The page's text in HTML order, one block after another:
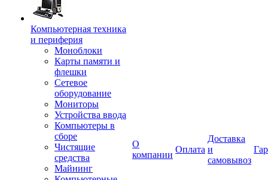
Компьютерная техника
и периферия
Моноблоки
Карты памяти и
флешки
Сетевое
оборудование
Мониторы
Устройства ввода
Компьютеры в
сборе
Чистящие
средства
Майнинг
О
компании
Оплата
Доставка
и
самовывоз